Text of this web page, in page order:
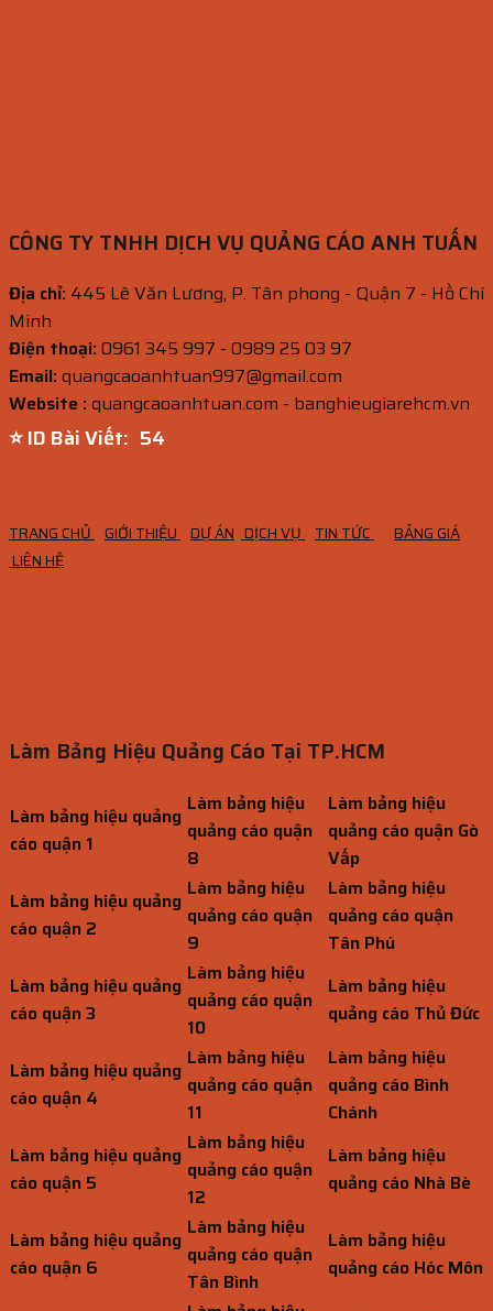
CÔNG TY TNHH DỊCH VỤ QUẢNG CÁO ANH TUẤN
Địa chỉ: 445 Lê Văn Lương, P. Tân phong - Quận 7 - Hồ Chí
Minh
Điện thoại:0961 345 997 - 0989 25 03 97
Email:quangcaoanhtuan997@gmail.com
Website :quangcaoanhtuan.com - banghieugiarehcm.vn
⭐ ID Bài Viết: 53
TRANG CHỦ GIỚI THIỆU DỰ ÁN DỊCH VỤ TIN TỨC
BẢNG GIÁ
LIÊN HỆ
Làm Bảng Hiệu Quảng Cáo Tại TP.HCM
Làm bảng hiệu quảng
cáo quận 1
Làm bảng hiệu
quảng cáo quận
8
Làm bảng hiệu
quảng cáo quận Gò
Vấp
Làm bảng hiệu quảng
cáo quận 2
Làm bảng hiệu
quảng cáo quận
9
Làm bảng hiệu
quảng cáo quận
Tân Phú
Làm bảng hiệu quảng
cáo quận 3
Làm bảng hiệu
quảng cáo quận
10
Làm bảng hiệu
quảng cáo Thủ Đức
Làm bảng hiệu quảng
cáo quận 4
Làm bảng hiệu
quảng cáo quận
11
Làm bảng hiệu
quảng cáo Bình
Chánh
Làm bảng hiệu quảng
cáo quận 5
Làm bảng hiệu
quảng cáo quận
12
Làm bảng hiệu
quảng cáo Nhà Bè
Làm bảng hiệu quảng
cáo quận 6
Làm bảng hiệu
quảng cáo quận
Tân Bình
Làm bảng hiệu
quảng cáo Hóc Môn